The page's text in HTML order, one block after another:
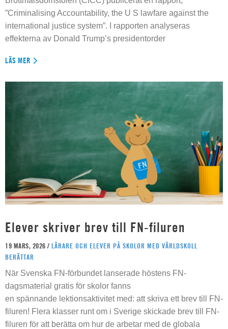
”Criminalising Accountability, the U S lawfare against the
international justice system”. I rapporten analyseras
effekterna av Donald Trump’s presidentorder
LÄS MER
Elever skriver brev till FN-filuren
19 MARS, 2026 / LÄRARE OCH ELEVER PÅ SKOLOR MED VÄRLDSKOLL
BERÄTTAR
När Svenska FN-förbundet lanserade höstens FN-
dagsmaterial gratis för skolor fanns
en spännande lektionsaktivitet med: att skriva ett brev till FN-
filuren! Flera klasser runt om i Sverige skickade brev till FN-
filuren för att berätta om hur de arbetar med de globala